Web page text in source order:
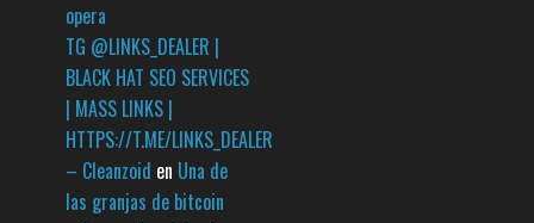
opera
TG @LINKS_DEALER |
BLACK HAT SEO SERVICES
| MASS LINKS |
HTTPS://T.ME/LINKS_DEALER
– Cleanzoid en Una de
las granjas de bitcoin